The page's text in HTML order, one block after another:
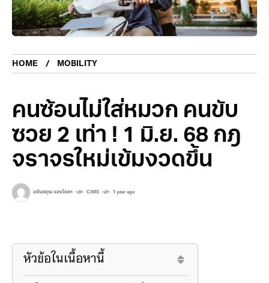
HOME MOBILITY
คนซ้อนไม่ใส่หมวก คนขับ
ซวย 2 เท่า ! 1 มิ.ย. 68 กฎ
จราจรใหม่เข้มงวดขึ้น
อนันตคุณ แสนโคตร CARS 1 year ago
หัวข้อในเนื้อหานี้